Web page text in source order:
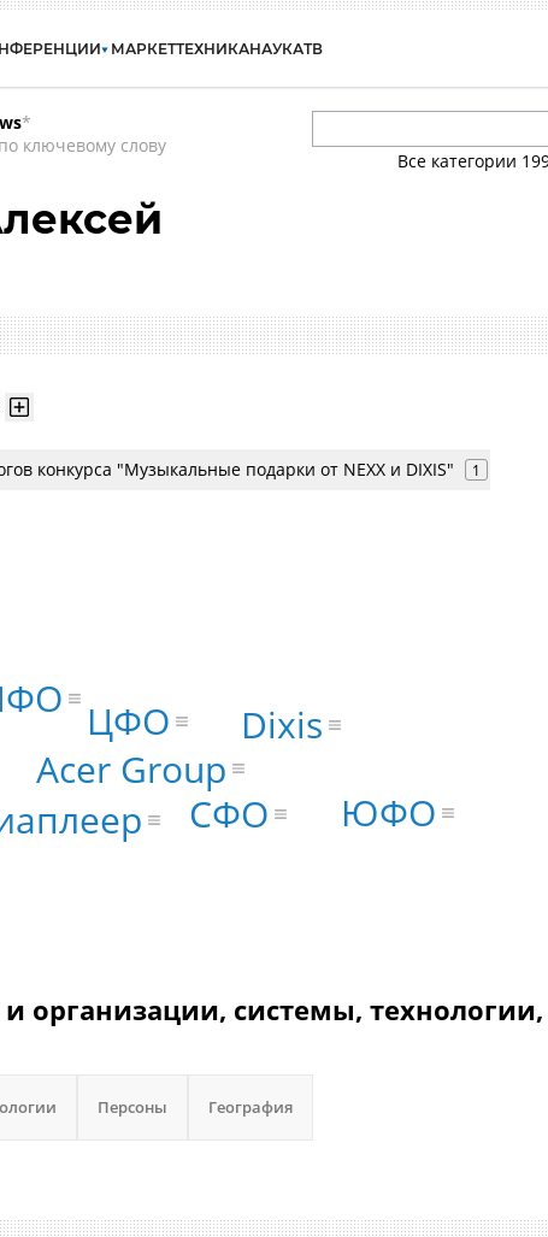
МАРКЕТТЕХНИКАНАУКАТВ
*
ключевому слову
Все категории
конкурса "Музыкальные подарки от NEXX и DIXIS" 1
Acer Group
Dixis
ЦФО
СФО
ЮФО
организации, системы, технологии,
Персоны География